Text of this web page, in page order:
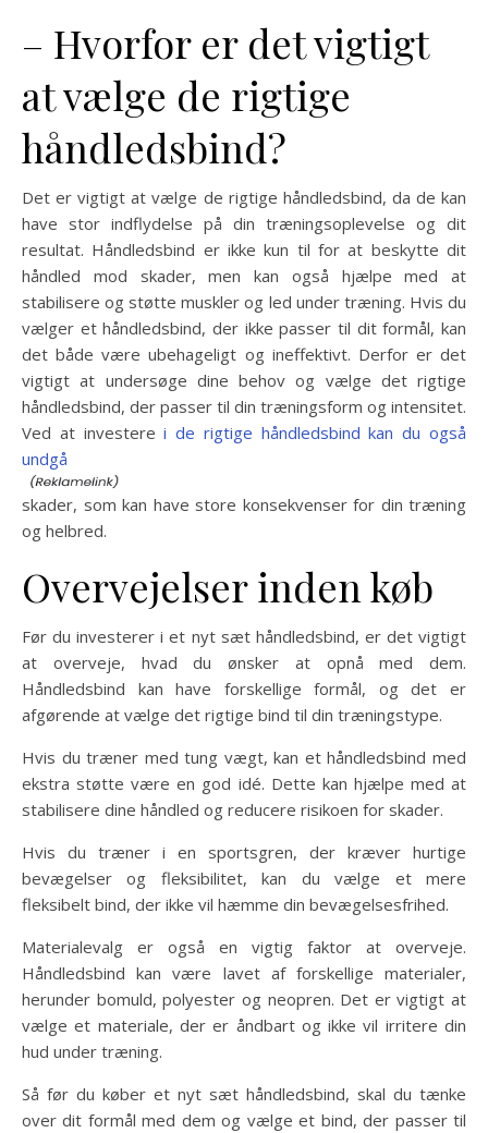
– Hvorfor er det vigtigt
at vælge de rigtige
håndledsbind?
Det er vigtigt at vælge de rigtige håndledsbind, da de kan
have stor indflydelse på din træningsoplevelse og dit
resultat. Håndledsbind er ikke kun til for at beskytte dit
håndled mod skader, men kan også hjælpe med at
stabilisere og støtte muskler og led under træning. Hvis du
vælger et håndledsbind, der ikke passer til dit formål, kan
det både være ubehageligt og ineffektivt. Derfor er det
vigtigt at undersøge dine behov og vælge det rigtige
håndledsbind, der passer til din træningsform og intensitet.
Ved at investerei de rigtige håndledsbind kan du også
undgå
skader, som kan have store konsekvenser for din træning
og helbred.
Overvejelser inden køb
Før du investerer i et nyt sæt håndledsbind, er det vigtigt
at overveje, hvad du ønsker at opnå med dem.
Håndledsbind kan have forskellige formål, og det er
afgørende at vælge det rigtige bind til din træningstype.
Hvis du træner med tung vægt, kan et håndledsbind med
ekstra støtte være en god idé. Dette kan hjælpe med at
stabilisere dine håndled og reducere risikoen for skader.
Hvis du træner i en sportsgren, der kræver hurtige
bevægelser og fleksibilitet, kan du vælge et mere
fleksibelt bind, der ikke vil hæmme din bevægelsesfrihed.
Materialevalg er også en vigtig faktor at overveje.
Håndledsbind kan være lavet af forskellige materialer,
herunder bomuld, polyester og neopren. Det er vigtigt at
vælge et materiale, der er åndbart og ikke vil irritere din
hud under træning.
Så før du køber et nyt sæt håndledsbind, skal du tænke
over dit formål med dem og vælge et bind, der passer til